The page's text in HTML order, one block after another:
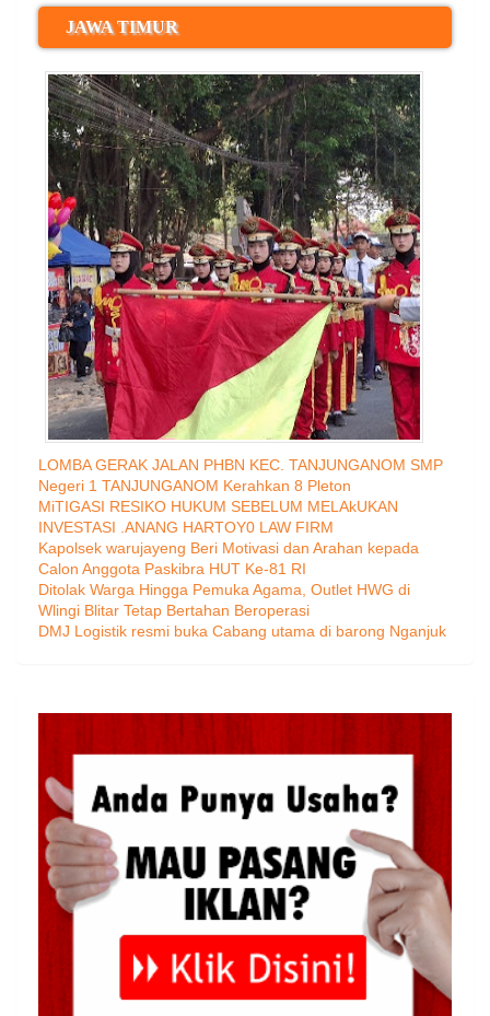
JAWA TIMUR
LOMBA GERAK JALAN PHBN KEC. TANJUNGANOM SMP
Negeri 1 TANJUNGANOM Kerahkan 8 Pleton
MiTIGASI RESIKO HUKUM SEBELUM MELAkUKAN
INVESTASI .ANANG HARTOY0 LAW FIRM
Kapolsek warujayeng Beri Motivasi dan Arahan kepada
Calon Anggota Paskibra HUT Ke-81 RI
Ditolak Warga Hingga Pemuka Agama, Outlet HWG di
Wlingi Blitar Tetap Bertahan Beroperasi
DMJ Logistik resmi buka Cabang utama di barong Nganjuk